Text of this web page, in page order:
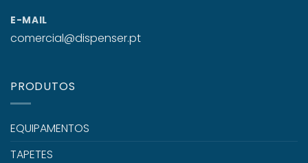
E-MAIL
comercial@dispenser.pt
PRODUTOS
EQUIPAMENTOS
TAPETES